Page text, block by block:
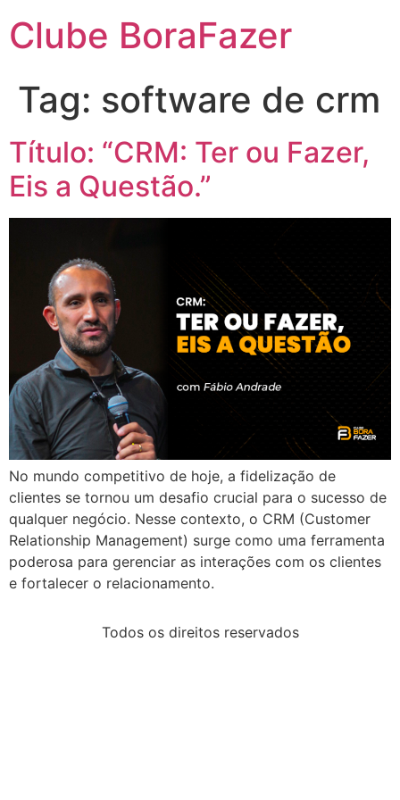
Clube BoraFazer
Tag: software de crm
Título: “CRM: Ter ou Fazer,
Eis a Questão.”
No mundo competitivo de hoje, a fidelização de
clientes se tornou um desafio crucial para o sucesso de
qualquer negócio. Nesse contexto, o CRM (Customer
Relationship Management) surge como uma ferramenta
poderosa para gerenciar as interações com os clientes
e fortalecer o relacionamento.
Todos os direitos reservados